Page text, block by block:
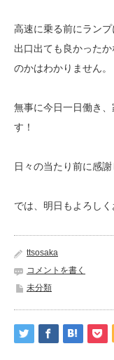
高速に乗る前にラン
出口出ても良かった
のかはわかりません。
無事に今日一日働き
す！
日々の当たり前に感謝
では、明日もよろしく
ttsosaka
コメントを書く
未分類